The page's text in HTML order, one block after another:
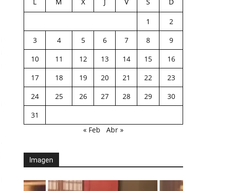
1
2
3
4 5 6 7 8
9
10
11 12 13 14 15
16
17
18 19 20 21 22
23
24
25 26 27 28 29
30
31
« Feb
Abr »
Imagen